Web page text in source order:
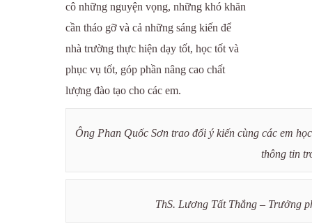
cô những nguyện vọng, những khó khăn
cần tháo gỡ và cả những sáng kiến để
nhà trường thực hiện dạy tốt, học tốt và
phục vụ tốt, góp phần nâng cao chất
lượng đào tạo cho các em.
Ông Phan Quốc Sơn trao đổi ý kiến cùng các em
thông tin
ThS. Lương Tất Thắng – Trưởng